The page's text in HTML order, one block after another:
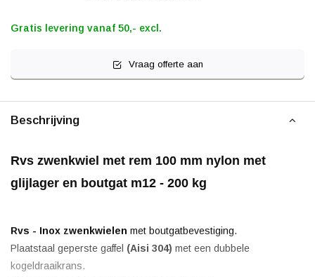
Gratis levering vanaf 50,- excl.
Vraag offerte aan
Beschrijving
Rvs zwenkwiel met rem 100 mm nylon met
glijlager en boutgat m12 - 200 kg
Rvs - Inox zwenkwielen met boutgatbevestiging.
Plaatstaal geperste gaffel (Aisi 304) met een dubbele
kogeldraaikrans.